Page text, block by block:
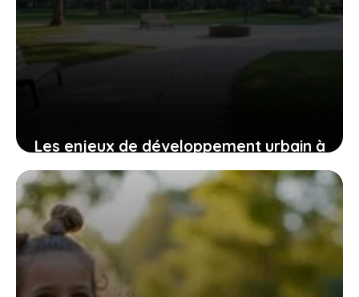
Les enjeux de développement urbain à
Saint-Genis-Laval : focus sur les
quartiers chauds
4 août 2026